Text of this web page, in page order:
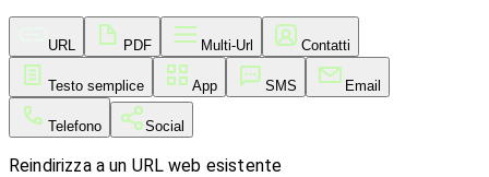
URL PDF Multi-Url Contatti
Testo semplice App SMS Email
Telefono Social
Reindirizza a un URL web esistente